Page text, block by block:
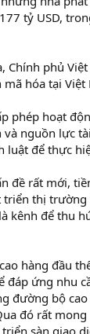
tỷ USD,
Chính phủ
hóa tại
phép hoạt
nguồn lực
luật để thực
đề rất mới,
thị
kênh để thu
hàng đầu
đáp ứng nhu
đường bộ
đó rất
sàn giao